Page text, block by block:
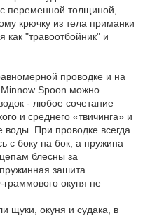
переменной толщиной,
крючку из тела приманки
как "травоотбойник" и
проводке и на
Spoon можно
- любое сочетание
и среднего «твичинга» и
При проводке всегда
с боку на бок, а пружина
блесны за
зашита
окуня не
щуки, окуня и судака, в